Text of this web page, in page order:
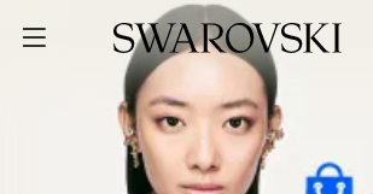
Ordenar por
Precio más bajo
Precio más alto